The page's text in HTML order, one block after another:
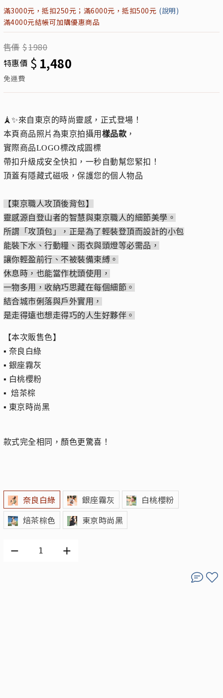
滿3000元，抵扣250元；滿6000元，抵扣500元 (說明)
滿4000元結帳可加購優惠商品
售價 $1980
特惠價 $ 1,480
免運費
🗼✨來自東京的時尚靈感，正式登場！
本頁商品照片為東京拍攝用 樣品款 ，
實際商品LOGO標改成圓標
帶扣升級成安全快扣，一秒自動幫您緊扣！
頂蓋有隱藏式磁吸，保護您的個人物品
【東京職人攻頂後背包】
靈感源自登山者的智慧與東京職人的細節美學。
所謂「攻頂包」，正是為了輕裝登頂而設計的小包
能裝下水、行動糧、雨衣與頭燈等必需品，
讓你輕盈前行、不被裝備束縛。
休息時，也能當作枕頭使用，
一物多用，收納巧思藏在每個細節。
結合城市俐落與戶外實用，
是走得遠也想走得巧的人生好夥伴。
【本次販售色】
▪︎ 奈良白綠
▪︎ 銀座霧灰
▪︎ 白桃櫻粉
▪︎ 焙茶棕
▪︎ 東京時尚黑
款式完全相同，顏色更驚喜！
奈良白綠 銀座霧灰
白桃櫻粉
焙茶棕色
東京時尚黑